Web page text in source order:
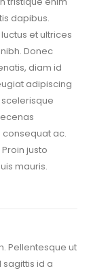
dapibus.
et ultrices
Donec
diam id
adipiscing
ac.
justo
mauris.
Pellentesque ut
id a